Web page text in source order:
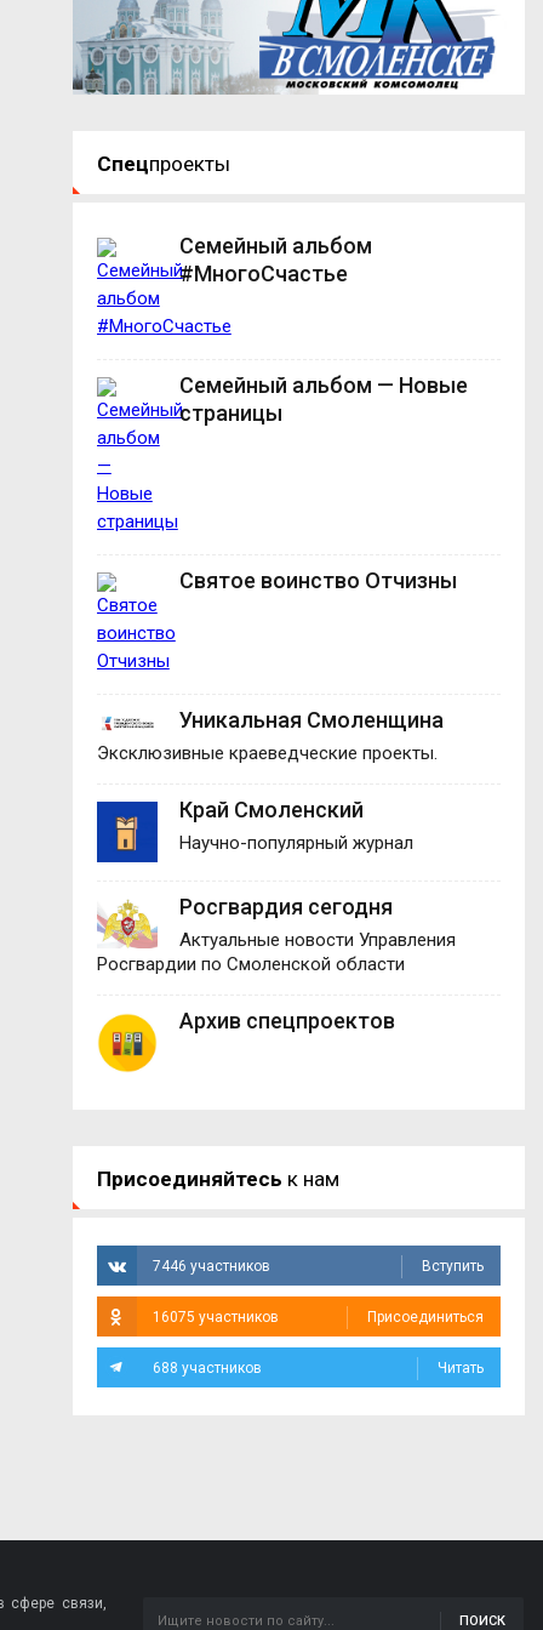
Спецпроекты
Семейный альбом
#МногоСчастье
Семейный альбом — Новые
страницы
Святое воинство Отчизны
Уникальная Смоленщина
Эксклюзивные краеведческие проекты.
Край Смоленский
Научно-популярный журнал
Росгвардия сегодня
Актуальные новости Управления
Росгвардии по Смоленской области
Архив спецпроектов
Присоединяйтесь к нам
7446 участников Вступить
16075 участников Присоединиться
688 участников Читать
сфере связи,
ПОИСК